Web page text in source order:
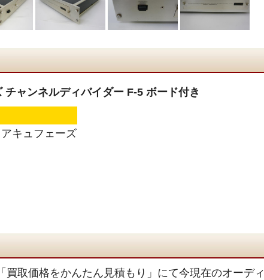
ャンネルディバイダー F-5 ボード付き
キュフェーズ
買取価格をかんたん見積もり」にて今現在のオーディ